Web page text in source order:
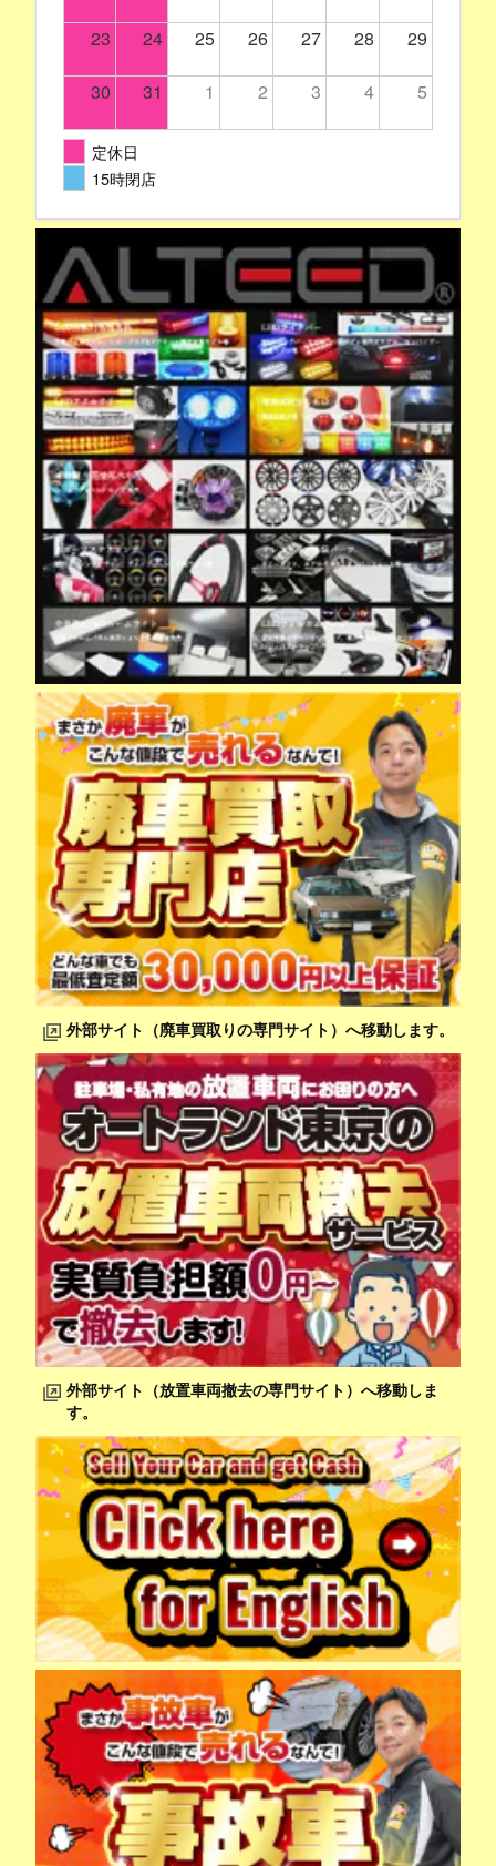
23 24 25 26 27 28 29
30 31 1 2 3 4 5
定休日
15時閉店
外部サイト（廃車買取りの専門サイト）へ移動します。
外部サイト（放置車両撤去の専門サイト）へ移動しま
す。